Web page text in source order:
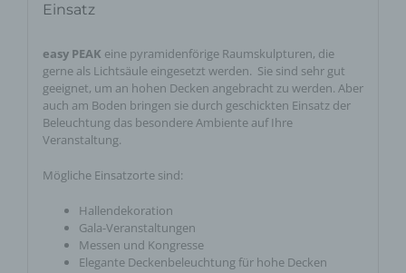
Einsatz
easy PEAK eine pyramidenförige Raumskulpturen, die
gerne als Lichtsäule eingesetzt werden. Sie sind sehr gut
geeignet, um an hohen Decken angebracht zu werden. Aber
auch am Boden bringen sie durch geschickten Einsatz der
Beleuchtung das besondere Ambiente auf Ihre
Veranstaltung.
Mögliche Einsatzorte sind:
Hallendekoration
Gala-Veranstaltungen
Messen und Kongresse
Elegante Deckenbeleuchtung für hohe Decken